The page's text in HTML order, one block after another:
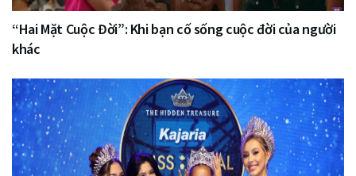
“Hai Mặt Cuộc Đời”: Khi bạn cố sống cuộc đời của người
khác